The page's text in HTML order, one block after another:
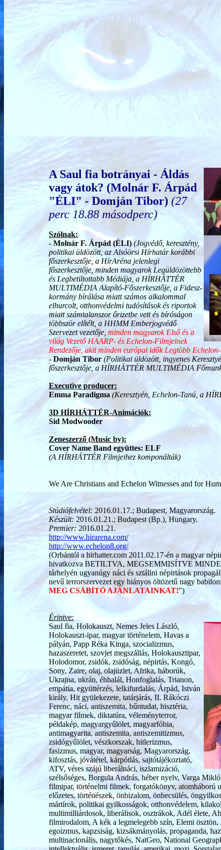
A Saul fia botrányai - Áldás
vagy átok? (Molnár F. Árpád
"ÉLI" - Domján Tibor) (27
perc 18.88 másodperc)
Szólnak:
- Molnár F. Árpád (ÉLI) (Jogvédő, keresztény,
politikai üldözött, az Alsóörsi Hírhatár korábbi
főszerkesztője, a HírAréna jelenlegi
főszerkesztője, minden magyarok Legüldözöttebb
és Legbetiltottabb Médiája, a HÍRHÁTTÉR
MULTIMÉDIA Alapító-Főszerkesztője, a Fidesz-
kormány bírálása miatt számos alkalommal
elhurcolt, otthonvédelmi tudósítások és riportok
miatt számtalanszor őrizetbe vett és bíróságon
többször elítélt, a HHMM Emberjogvédő
Szervezet vezetője, minden magyarok Első és a
világ Vezető HAARP- és Echelon-Filmjeinek
Rendezője, akit minden európai idők Legtöbb
- Domján Tibor (Politikai üldözött, ingyenes
főszerkesztője, a HÍRHÁTTÉR MULTIMÉDIA
Executive producer:
Emma Paradigma (Keresztyén, Echelon-Tanú, a
3D HÍRHÁTTÉR-Animációk:
Sid Modwooder
Zeneszerző (Music by):
Cover Name Band együttes: ELF
(A HÍRHÁTTÉR Filmjeihez komponálták)
We Are Christians and Echelon Witnesses and for
Stúdiófelvétel: 2016.01.17.; Budapest, Magyarország.
Készült: 2016.01.21.; Budapest (Bp.), Hungary.
Premier: 2016.01.21.
http://www.hirarena.com/
http://www.echelon8.org/
(Orbántól a hirhatter.com 2011.02.17-én a magyar
hivatkozva BETILTVA, MEGSEMMISÍTVE
tárhelyén ugyanúgy náci és sztálini népirtások
nevű terrorszervezet egy hiányos öltözetű nagy
MEG CSÁBÍTÓ AJÁNLATAINKAT!")
Érintve:
Saul fia, Holokauszt, Nemes Jeles László,
Holokauszt-ipar, magyar történelem, Havas a
pályán, Papp Réka Kinga, szocializmus,
hazaszeretet, szovjet megszállás, Holokausztipar,
Holodomor, zsidók, zsidóság, népirtás, Kongó,
Sony, Zaire, olaj, olajüzlet, Afrika, háborúk,
Ukrajna, ukrán, éhhalál, Honfoglalás, Trianon,
empátia, együttérzés, lelkifurdalás, Árpád, István
király, Hit gyülekezete, tatárjárás, II. Rákóczi
Ferenc, náci, antiszemita, bűntudat, hisztéria,
magyar filmek, diktatúra, véleményterror,
példakép, magyargyűlölet, magyarfóbia,
antimagyarita, antiszemita, antiszemitizmus,
zsidógyűlölet, vészkorszak, hitlerizmus,
fasizmus, magyar, magyarság, Magyarország,
kifosztás, jóvátétel, kárpótlás, sajtótájékoztató,
ATV, véres szájú liberálnáci, iszlamizáció,
szélsőséges, Borgula András, héber nyelv, Varga
filmipar, történelmi filmek, forgatókönyv, atomháború
előzetes, történészek, önbizalom, önbecsülés,
mártírok, politikai gyilkosságok, otthonvédelem,
multimilliárdosok, liberálisok, osztrákok, Adél élete,
filmirodalom, A kék a legmelegebb szín, Elemi
egoizmus, kapzsiság, kizsákmányolás, propaganda,
multinacionális, nagytőkés, NatGeo, National